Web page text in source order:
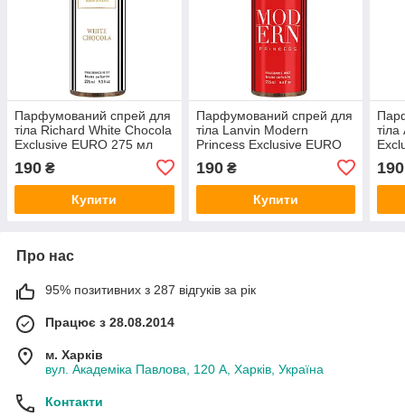
Парфумований спрей для
тіла Richard White Chocola
Exclusive EURO 275 мл
190 ₴
Купити
Парфумований спрей для
тіла Lanvin Modern
Princess Exclusive EURO
190₴
Купити
190
Про нас
95% позитивних з 287 відгуків за рік
Працює з 28.08.2014
м. Харків
вул. Академіка Павлова, 120 А, Харків, Україна
Контакти